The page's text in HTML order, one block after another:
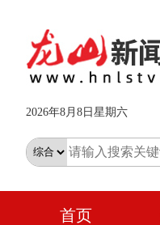
2026年8月8日星期六
首页